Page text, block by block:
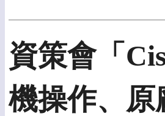
資策會「
機操作、原